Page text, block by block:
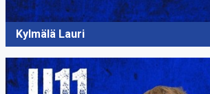
Kylmälä Lauri